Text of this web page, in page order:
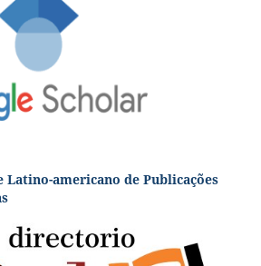
Latino-americano de Publicações